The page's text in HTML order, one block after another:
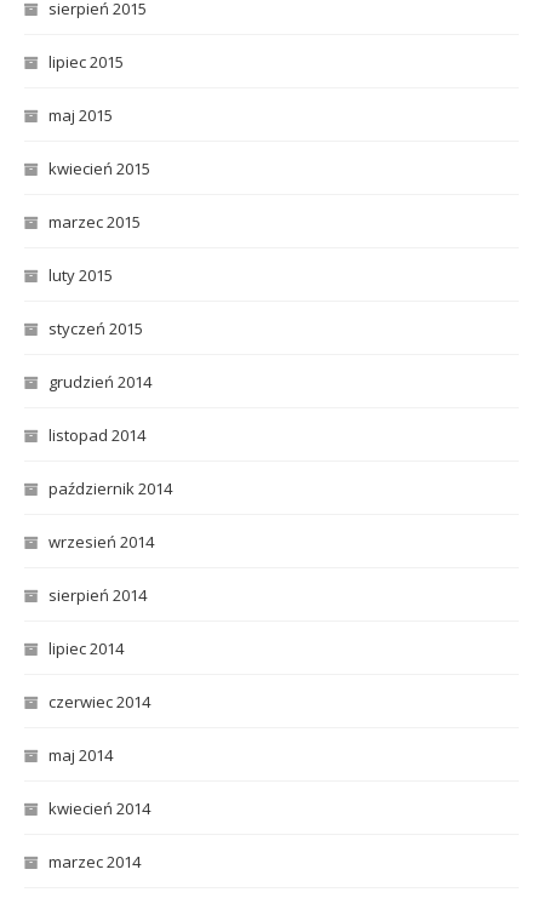
sierpień 2015
lipiec 2015
maj 2015
kwiecień 2015
marzec 2015
luty 2015
styczeń 2015
grudzień 2014
listopad 2014
październik 2014
wrzesień 2014
sierpień 2014
lipiec 2014
czerwiec 2014
maj 2014
kwiecień 2014
marzec 2014